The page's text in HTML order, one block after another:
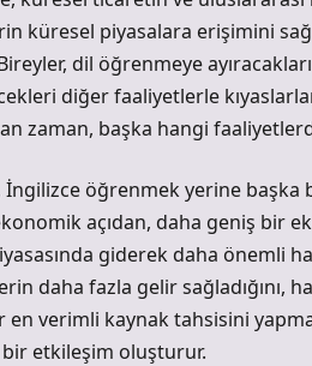
küresel piyasalara erişimini
dil öğrenmeye
diğer faaliyetlerle
zaman, başka hangi
İngilizce öğrenmek yerine başka
açıdan, daha geniş bir
giderek daha önemli
daha fazla gelir
en verimli kaynak tahsisini
etkileşim oluşturur.